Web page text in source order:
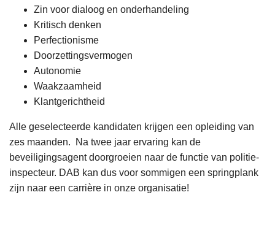
Zin voor dialoog en onderhandeling
Kritisch denken
Perfectionisme
Doorzettingsvermogen
Autonomie
Waakzaamheid
Klantgerichtheid
Alle geselecteerde kandidaten krijgen een opleiding van
zes maanden. Na twee jaar ervaring kan de
beveiligingsagent doorgroeien naar de functie van politie-
inspecteur. DAB kan dus voor sommigen een springplank
zijn naar een carrière in onze organisatie!